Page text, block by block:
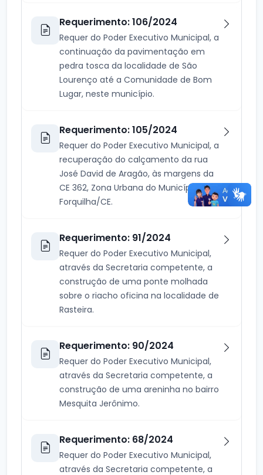
Requerimento: 106/2024
Requer do Poder Executivo Municipal, a
continuação da pavimentação em
pedra tosca da localidade de São
Lourenço até a Comunidade de Bom
Lugar, neste município.
Requerimento: 105/2024
Requer do Poder Executivo Municipal, a
recuperação do calçamento da rua
José David de Aragão, às margens da
CE 362, Zona Urbana do Município de
Forquilha/CE.
Requerimento: 91/2024
Requer do Poder Executivo Municipal,
através da Secretaria competente, a
construção de uma ponte molhada
sobre o riacho oficina na localidade de
Rasteira.
Requerimento: 90/2024
Requer do Poder Executivo Municipal,
através da Secretaria competente, a
construção de uma areninha no bairro
Mesquita Jerônimo.
Requerimento: 68/2024
Requer do Poder Executivo Municipal,
através da Secretaria competente, a